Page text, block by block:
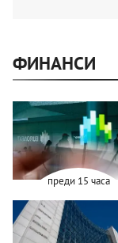
ФИНАНСИ
преди 15 часа